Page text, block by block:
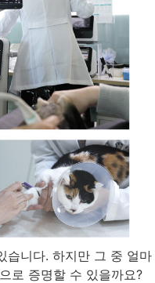
습니다. 하지만 그 중 얼마
로 증명할 수 있을까요?